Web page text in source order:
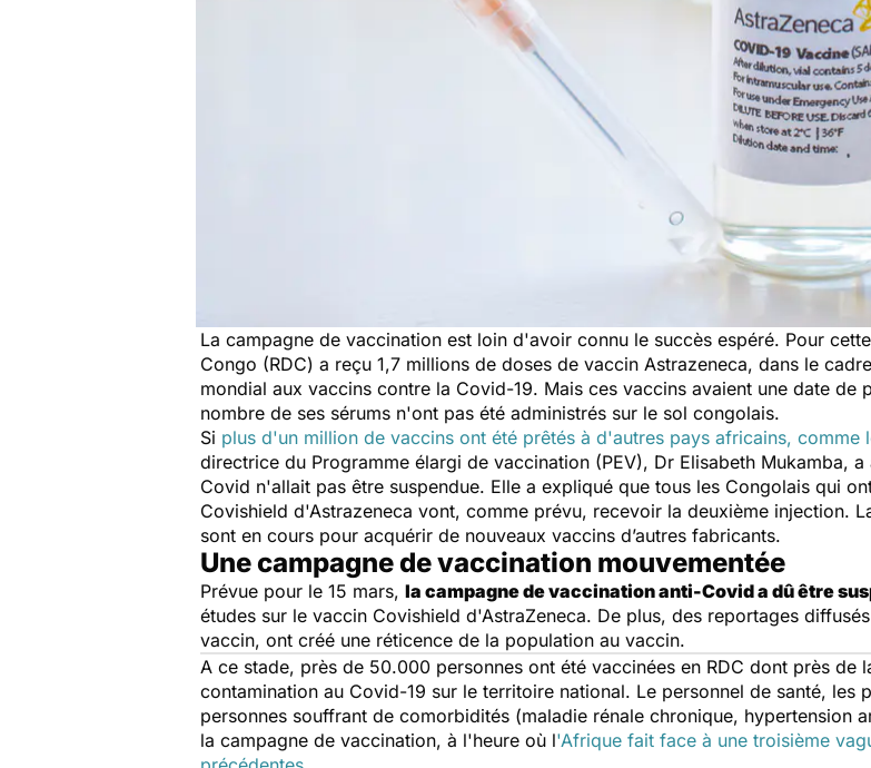
La campagne de vaccination est loin d'avoir connu le succès espéré. Pour
Congo (RDC) a reçu 1,7 millions de doses de vaccin Astrazeneca, dans le
mondial aux vaccins contre la Covid-19. Mais ces vaccins avaient une date de
nombre de ses sérums n'ont pas été administrés sur le sol congolais.
Si plus d'un million de vaccins ont été prêtés à d'autres pays africains, comme
directrice du Programme élargi de vaccination (PEV), Dr Elisabeth Mukamba,
Covid n'allait pas être suspendue. Elle a expliqué que tous les Congolais qui
Covishield d'Astrazeneca vont, comme prévu, recevoir la deuxième injection.
sont en cours pour acquérir de nouveaux vaccins d’autres fabricants.
Une campagne de vaccination mouvementée
Prévue pour le 15 mars, la campagne de vaccination anti-Covid a dû être
études sur le vaccin Covishield d'AstraZeneca. De plus, des reportages
vaccin, ont créé une réticence de la population au vaccin.
A ce stade, près de 50.000 personnes ont été vaccinées en RDC dont près de
contamination au Covid-19 sur le territoire national. Le personnel de santé, les
personnes souffrant de comorbidités (maladie rénale chronique, hypertension
la campagne de vaccination, à l'heure où l'Afrique fait face à une troisième